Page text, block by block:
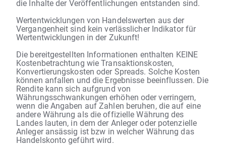
die Inhalte der Veröffentlichungen entstanden sind.
Wertentwicklungen von Handelswerten aus der
Vergangenheit sind kein verlässlicher Indikator für
Wertentwicklungen in der Zukunft!
Die bereitgestellten Informationen enthalten KEINE
Kostenbetrachtung wie Transaktionskosten,
Konvertierungskosten oder Spreads. Solche Kosten
können anfallen und die Ergebnisse beeinflussen. Die
Rendite kann sich aufgrund von
Währungsschwankungen erhöhen oder verringern,
wenn die Angaben auf Zahlen beruhen, die auf eine
andere Währung als die offizielle Währung des
Landes lauten, in dem der Anleger oder potenzielle
Anleger ansässig ist bzw in welcher Währung das
Handelskonto geführt wird.